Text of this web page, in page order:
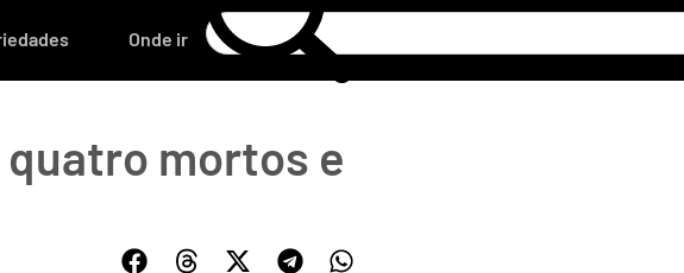
Onde ir
mortos e